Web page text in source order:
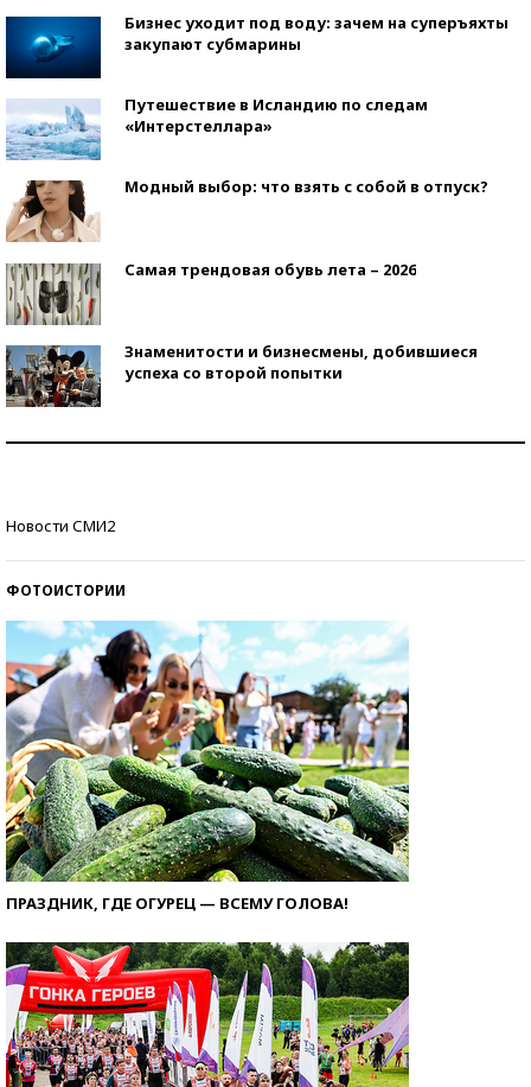
Бизнес уходит под воду: зачем на суперъяхты
закупают субмарины
Путешествие в Исландию по следам
«Интерстеллара»
Модный выбор: что взять с собой в отпуск?
Самая трендовая обувь лета – 2026
Знаменитости и бизнесмены, добившиеся
успеха со второй попытки
Новости СМИ2
ФОТОИСТОРИИ
ПРАЗДНИК, ГДЕ ОГУРЕЦ — ВСЕМУ ГОЛОВА!